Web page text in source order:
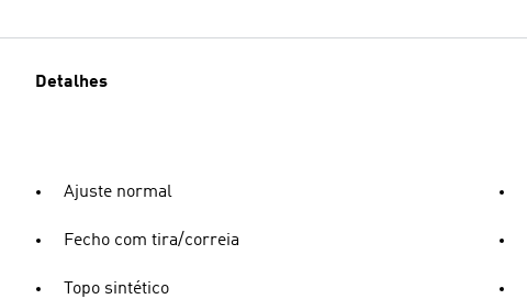
Detalhes
Ajuste normal
Fecho com tira/correia
Topo sintético